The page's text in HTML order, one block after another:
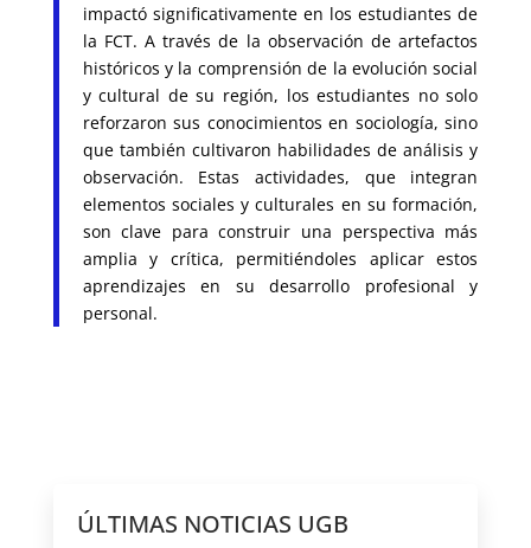
impactó significativamente en los estudiantes de
la FCT. A través de la observación de artefactos
históricos y la comprensión de la evolución social
y cultural de su región, los estudiantes no solo
reforzaron sus conocimientos en sociología, sino
que también cultivaron habilidades de análisis y
observación. Estas actividades, que integran
elementos sociales y culturales en su formación,
son clave para construir una perspectiva más
amplia y crítica, permitiéndoles aplicar estos
aprendizajes en su desarrollo profesional y
personal.
ÚLTIMAS NOTICIAS UGB